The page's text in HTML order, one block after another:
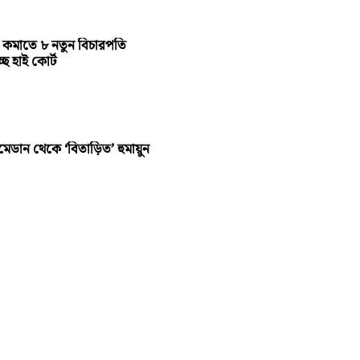
৮ নতুন বিচারপতি
হাই কোর্ট
থেকে ‘বিতাড়িত’ হুমায়ুন